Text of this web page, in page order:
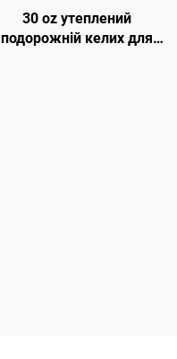
30 oz утеплений
подорожній келих для